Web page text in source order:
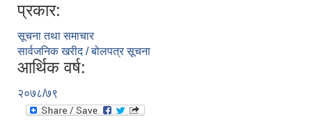
प्रकार:
सूचना तथा समाचार
सार्वजनिक खरीद / बोलपत्र सूचना
आर्थिक वर्ष:
२०७८/७९